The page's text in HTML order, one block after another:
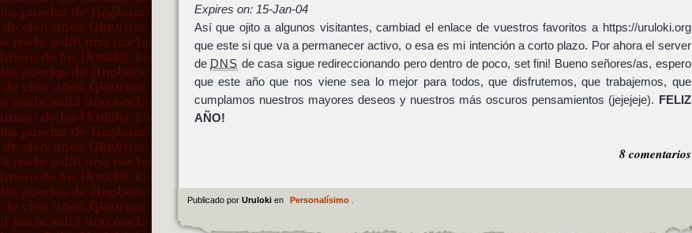
Expires on: 15-Jan-04
Así que ojito a algunos visitantes, cambiad el enlace de vuestros favoritos a https://uruloki.org
que este si que va a permanecer activo, o esa es mi intención a corto plazo. Por ahora el server
de DNS de casa sigue redireccionando pero dentro de poco, set fini! Bueno señores/as, espero
que este año que nos viene sea lo mejor para todos, que disfrutemos, que trabajemos, que
cumplamos nuestros mayores deseos y nuestros más oscuros pensamientos (jejejeje). FELIZ
AÑO!
8 comentarios
Publicado por Uruloki en Personalísimo.